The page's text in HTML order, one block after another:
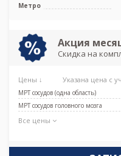
Метро
Акция
Скидка на
Цены ↓ Указана цена с
МРТ сосудов (одна область)
МРТ сосудов головного мозга
Все цены